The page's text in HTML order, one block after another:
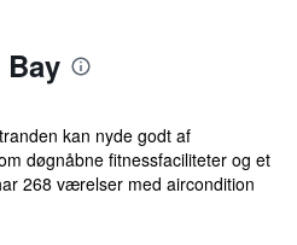
Bay
kan nyde godt af
døgnåbne fitnessfaciliteter og et
268 værelser med aircondition